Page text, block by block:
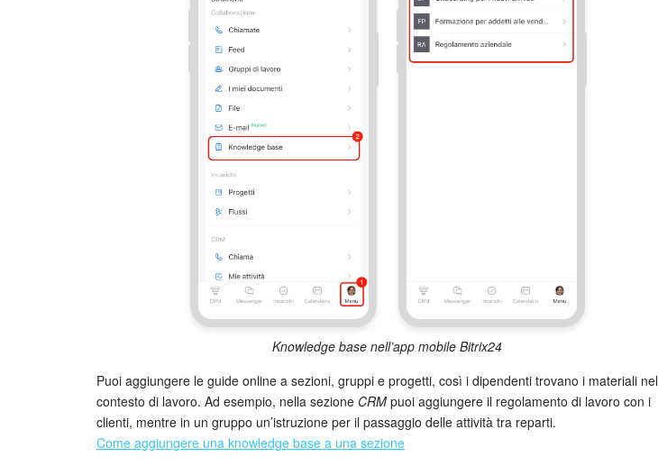
Knowledge base nell’app mobile Bitrix24
Puoi aggiungere le guide online a sezioni, gruppi e progetti, così i dipendenti trovano i materiali nel
contesto di lavoro. Ad esempio, nella sezione CRM puoi aggiungere il regolamento di lavoro con i
clienti, mentre in un gruppo un’istruzione per il passaggio delle attività tra reparti.
Come aggiungere una knowledge base a una sezione